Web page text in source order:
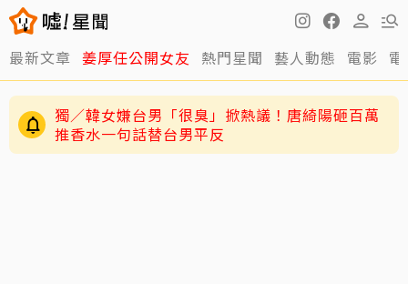
最新文章 姜厚任公開女友 熱門星聞 藝人動態 電影
獨／韓女嫌台男「很臭」掀熱議！唐綺陽砸百萬
推香水一句話替台男平反